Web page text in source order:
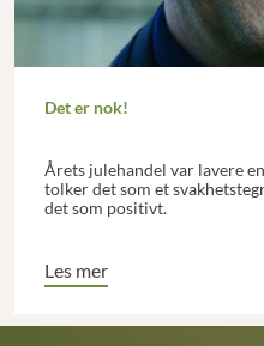
Det er nok!
Årets julehandel var lavere
tolker det som et
det som positivt.
Les mer